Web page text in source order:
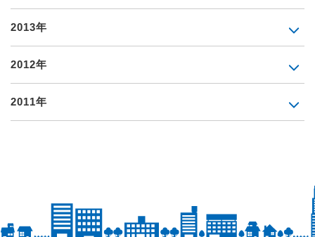
2013年
2012年
2011年